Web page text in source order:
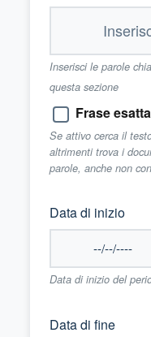
Inserisci le parole
questa sezione
Frase esatta
Se attivo cerca il
altrimenti trova i
parole, anche non
Data di inizio
Data di inizio del
Data di fine